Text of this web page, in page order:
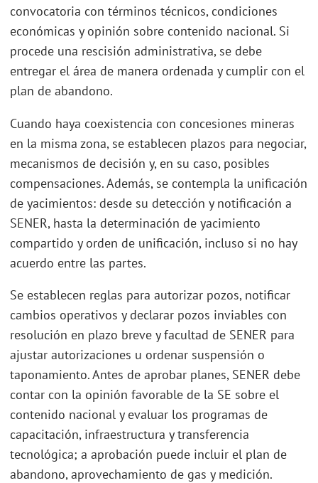
convocatoria con términos técnicos, condiciones
económicas y opinión sobre contenido nacional. Si
procede una rescisión administrativa, se debe
entregar el área de manera ordenada y cumplir con el
plan de abandono.
Cuando haya coexistencia con concesiones mineras
en la misma zona, se establecen plazos para negociar,
mecanismos de decisión y, en su caso, posibles
compensaciones. Además, se contempla la unificación
de yacimientos: desde su detección y notificación a
SENER, hasta la determinación de yacimiento
compartido y orden de unificación, incluso si no hay
acuerdo entre las partes.
Se establecen reglas para autorizar pozos, notificar
cambios operativos y declarar pozos inviables con
resolución en plazo breve y facultad de SENER para
ajustar autorizaciones u ordenar suspensión o
taponamiento. Antes de aprobar planes, SENER debe
contar con la opinión favorable de la SE sobre el
contenido nacional y evaluar los programas de
capacitación, infraestructura y transferencia
tecnológica; a aprobación puede incluir el plan de
abandono, aprovechamiento de gas y medición.